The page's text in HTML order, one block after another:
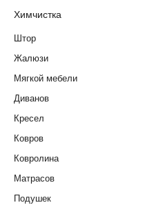
Химчистка
Штор
Жалюзи
Мягкой мебели
Диванов
Кресел
Ковров
Ковролина
Матрасов
Подушек